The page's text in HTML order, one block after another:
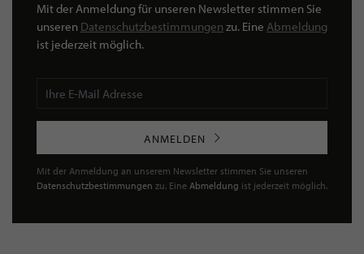
Mit der Anmeldung für unseren Newsletter stimmen Sie
unseren Datenschutzbestimmungen zu. Eine Abmeldung
ist jederzeit möglich.
ANMELDEN
Mit der Anmeldung an unserem Newsletter stimmen Sie unseren
Datenschutzbestimmungen zu. Eine Abmeldung ist jederzeit möglich.